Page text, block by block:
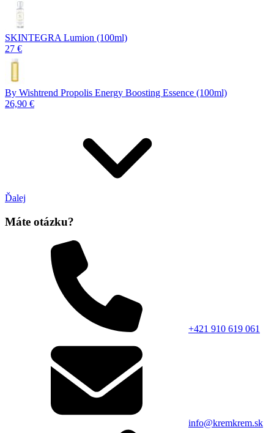
SKINTEGRA Lumion (100ml)
27 €
By Wishtrend Propolis Energy Boosting Essence (100ml)
26,90 €
Ďalej
Máte otázku?
+421 910 619 061
info@kremkrem.sk